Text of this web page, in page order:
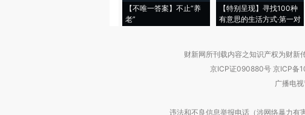
【不唯一答案】不止“养
老”
【特别呈现】寻找100种
有意思的生活方式·第一对
财新网所刊载内容之知识产权为财新
京ICP证090880号 京ICP备
广播电
违法和不良信息举报电话（涉网络暴力